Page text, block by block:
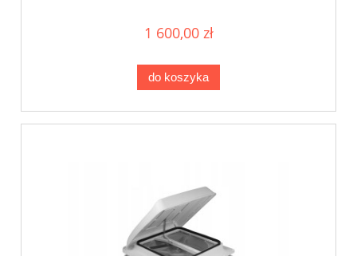
1 600,00 zł
do koszyka